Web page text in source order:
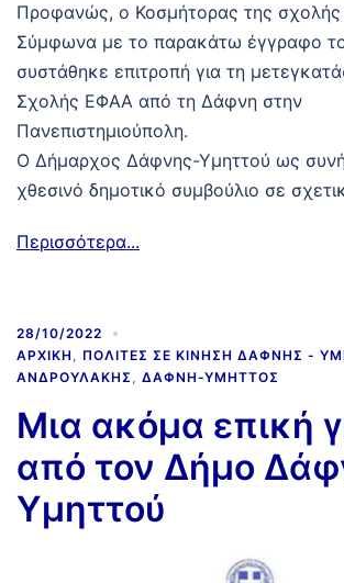
Προφανώς, ο Κοσμήτορας της σχολής
Σύμφωνα με το παρακάτω έγγραφο
συστάθηκε επιτροπή για τη
Σχολής ΕΦΑΑ από τη Δάφνη στην
Πανεπιστημιούπολη.
Ο Δήμαρχος Δάφνης-Υμηττού ως
χθεσινό δημοτικό συμβούλιο σε
Περισσότερα...
28/10/2022
ΑΡΧΙΚΉ
ΠΟΛΊΤΕΣ ΣΕ ΚΊΝΗΣΗ ΔΆΦΝΗΣ -
ΑΝΔΡΟΥΛΆΚΗΣ
ΔΆΦΝΗ-ΥΜΗΤΤΌΣ
Μια ακόμα επική
από τον Δήμο
Υμηττού